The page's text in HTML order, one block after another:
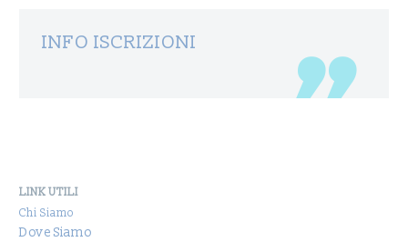
INFO ISCRIZIONI
LINK UTILI
Chi Siamo
Dove Siamo